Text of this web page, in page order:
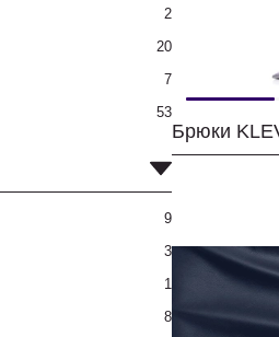
2
20
7
53
9
3
1
8
Брюки